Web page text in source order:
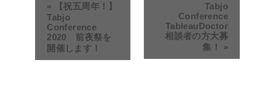
« 【祝五周年！】
Tabjo
Conference
2020 前夜祭を
開催します！
Tabjo
Conference
TableauDoctor
相談者の方大募
集！ »